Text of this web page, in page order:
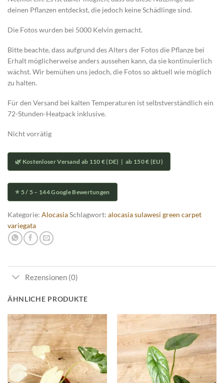
deinen Pflanzen entdeckst, die jedoch keine Schädlinge sind.
Die Fotos wurden bei 5000 Kelvin gemacht.
Bitte beachte, dass aufgrund des Alters der Fotos die Pflanze bei
Erhalt möglicherweise anders aussehen kann, da sie kontinuierlich
wächst. Wir bemühen uns jedoch, die Fotos so aktuell wie möglich
zu halten.
Für den Versand bei kalten Temperaturen ist selbstverständlich ein
72-Stunden-Heatpack inklusive.
Nicht vorrätig
🌿 Kostenloser Versand ab 110 € (DE) | ab 150 € (EU)
⭐ 5 / 5 – 144 Google Bewertungen
Kategorie: AlocasiaSchlagwort: alocasia sulawesi green carpet
variegata
Rezensionen (0)
ÄHNLICHE PRODUKTE